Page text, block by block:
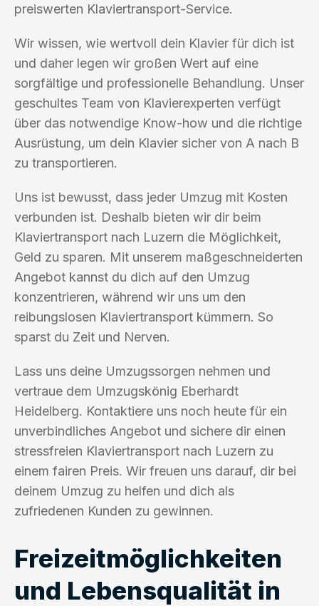
preiswerten Klaviertransport-Service.
Wir wissen, wie wertvoll dein Klavier für dich ist
und daher legen wir großen Wert auf eine
sorgfältige und professionelle Behandlung. Unser
geschultes Team von Klavierexperten verfügt
über das notwendige Know-how und die richtige
Ausrüstung, um dein Klavier sicher von A nach B
zu transportieren.
Uns ist bewusst, dass jeder Umzug mit Kosten
verbunden ist. Deshalb bieten wir dir beim
Klaviertransport nach Luzern die Möglichkeit,
Geld zu sparen. Mit unserem maßgeschneiderten
Angebot kannst du dich auf den Umzug
konzentrieren, während wir uns um den
reibungslosen Klaviertransport kümmern. So
sparst du Zeit und Nerven.
Lass uns deine Umzugssorgen nehmen und
vertraue dem Umzugskönig Eberhardt
Heidelberg. Kontaktiere uns noch heute für ein
unverbindliches Angebot und sichere dir einen
stressfreien Klaviertransport nach Luzern zu
einem fairen Preis. Wir freuen uns darauf, dir bei
deinem Umzug zu helfen und dich als
zufriedenen Kunden zu gewinnen.
Freizeitmöglichkeiten
und Lebensqualität in